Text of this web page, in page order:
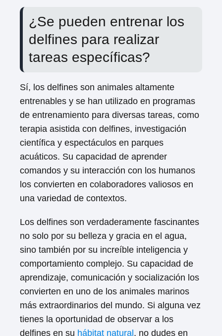
¿Se pueden entrenar los
delfines para realizar
tareas específicas?
Sí, los delfines son animales altamente
entrenables y se han utilizado en programas
de entrenamiento para diversas tareas, como
terapia asistida con delfines, investigación
científica y espectáculos en parques
acuáticos. Su capacidad de aprender
comandos y su interacción con los humanos
los convierten en colaboradores valiosos en
una variedad de contextos.
Los delfines son verdaderamente fascinantes
no solo por su belleza y gracia en el agua,
sino también por su increíble inteligencia y
comportamiento complejo. Su capacidad de
aprendizaje, comunicación y socialización los
convierten en uno de los animales marinos
más extraordinarios del mundo. Si alguna vez
tienes la oportunidad de observar a los
delfines en su hábitat natural , no dudes en